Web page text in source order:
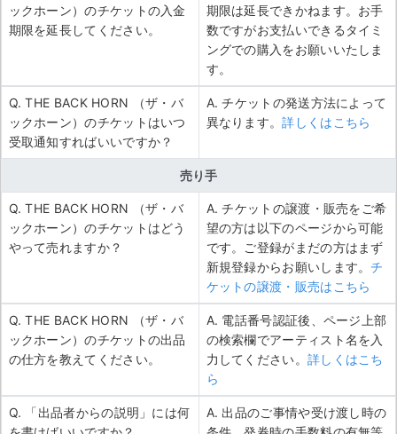
ックホーン）のチケットの入金
期限を延長してください。
期限は延長できかねます。お手
数ですがお支払いできるタイミ
ングでの購入をお願いいたしま
す。
Q. THE BACK HORN （ザ・バ
ックホーン）のチケットはいつ
受取通知すればいいですか？
A. チケットの発送方法によって
異なります。詳しくはこちら
売り手
Q. THE BACK HORN （ザ・バ
ックホーン）のチケットはどう
やって売れますか？
A. チケットの譲渡・販売をご希
望の方は以下のページから可能
です。ご登録がまだの方はまず
新規登録からお願いします。チ
ケットの譲渡・販売はこちら
Q. THE BACK HORN （ザ・バ
ックホーン）のチケットの出品
の仕方を教えてください。
A. 電話番号認証後、ページ上部
の検索欄でアーティスト名を入
力してください。 詳しくはこち
ら
Q. 「出品者からの説明」には何
A. 出品のご事情や受け渡し時の